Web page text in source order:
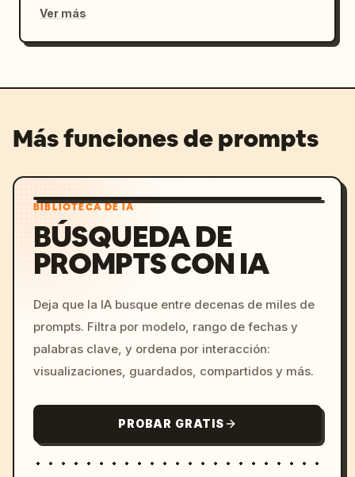
Ver más
Más funciones de prompts
BIBLIOTECA DE IA
BÚSQUEDA DE
PROMPTS CON IA
Deja que la IA busque entre decenas de miles de
prompts. Filtra por modelo, rango de fechas y
palabras clave, y ordena por interacción:
visualizaciones, guardados, compartidos y más.
PROBAR GRATIS